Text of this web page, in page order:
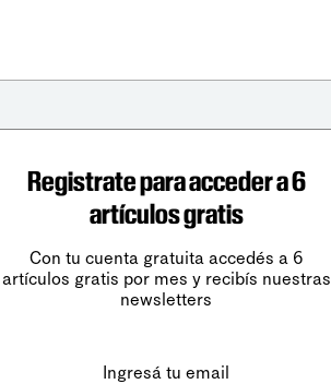
Registrate para acceder a 6
artículos gratis
Con tu cuenta gratuita accedés a 6
artículos gratis por mes y recibís nuestras
newsletters
Ingresá tu email